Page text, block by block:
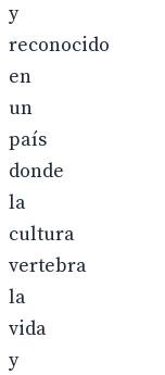
y
reconocido
en
un
país
donde
la
cultura
vertebra
la
vida
y